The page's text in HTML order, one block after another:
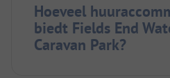
Hoeveel
biedt Fields End
Caravan Park?